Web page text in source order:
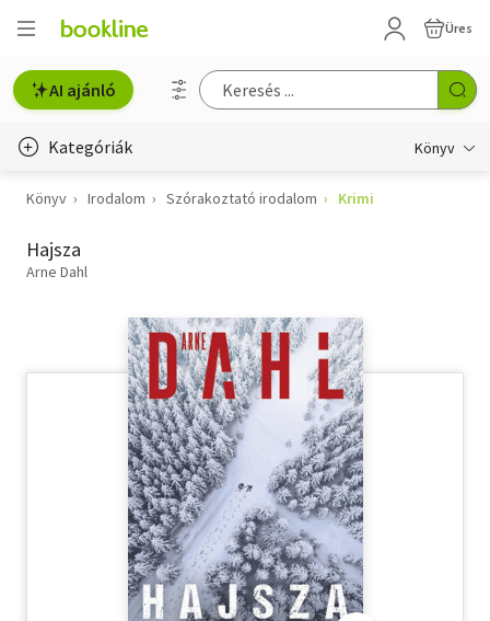
Üres
AI ajánló
Kategóriák Könyv
Életmód, egészség
Erotika
Hobbi, szabadidő
Szótár, nyelvkönyv
Tankönyv, segédkönyv
Könyv Irodalom Szórakoztató irodalom Krimi
Hajsza
Arne Dahl